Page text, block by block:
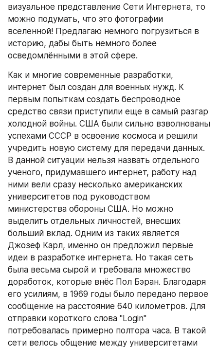
визуальное представление Сети Интернета, то
можно подумать, что это фотографии
вселенной! Предлагаю немного погрузиться в
историю, дабы быть немного более
осведомлёнными в этой сфере.
Как и многие современные разработки,
интернет был создан для военных нужд. К
первым попыткам создать беспроводное
средство связи приступили еще в самый разгар
холодной войны. США были сильно взволнованы
успехами СССР в освоение космоса и решили
учредить новую систему для передачи данных.
В данной ситуации нельзя назвать отдельного
ученого, придумавшего интернет, работу над
ними вели сразу несколько американских
университетов под руководством
министерства обороны США. Но можно
выделить отдельных личностей, внесших
больший вклад. Одним из таких является
Джозеф Карл, именно он предложил первые
идеи в разработке интернета. Но такая сеть
была весьма сырой и требовала множество
доработок, которые внёс Пол Бэран. Благодаря
его усилиям, в 1969 годы было передано первое
сообщение на расстояние 640 километров. Для
отправки короткого слова "Login"
потребовалась примерно полтора часа. В такой
сети велось общение между университетами